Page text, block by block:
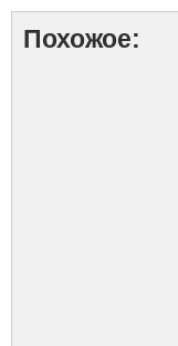
Похожое: